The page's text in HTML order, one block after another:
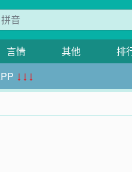
言情 其他 排
↓↓↓